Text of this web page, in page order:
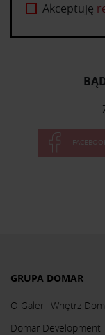
Akceptuję
FACEBOOK
GRUPA DOMAR
O Galerii Wnętrz
Domar Development